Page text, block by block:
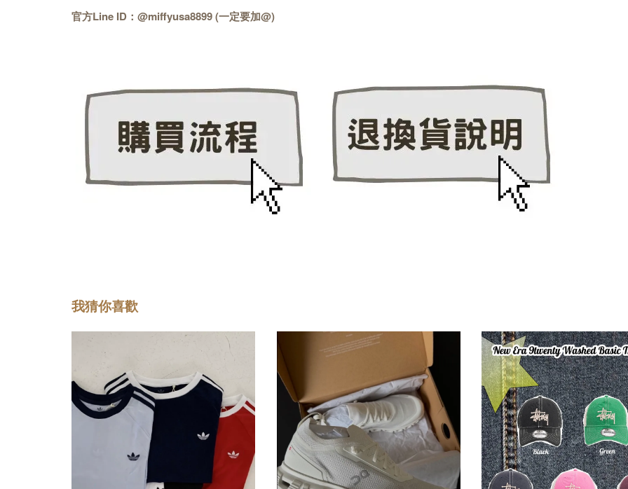
官方Line ID：@miffyusa8899 (一定要加@)
我猜你喜歡